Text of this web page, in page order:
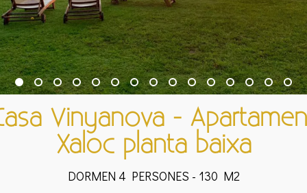
Vinyanova -
Xaloc planta baixa
DORMEN 4 PERSONES - 130 M2